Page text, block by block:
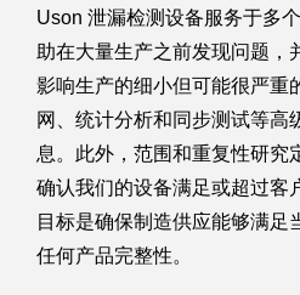
Uson 泄漏检测设备服务于多
助在大量生产之前发现问题，
影响生产的细小但可能很严重
网、统计分析和同步测试等高
息。此外，范围和重复性研究
确认我们的设备满足或超过客
目标是确保制造供应能够满足
任何产品完整性。